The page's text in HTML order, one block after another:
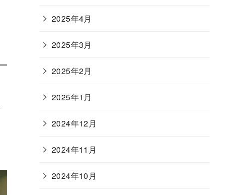
2025年4月
2025年3月
2025年2月
2025年1月
2024年12月
2024年11月
2024年10月